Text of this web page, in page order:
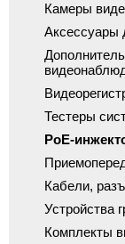
Камеры
Аксессуары
Тестеры
PoE-
Кабели,
Устройства
Комплекты